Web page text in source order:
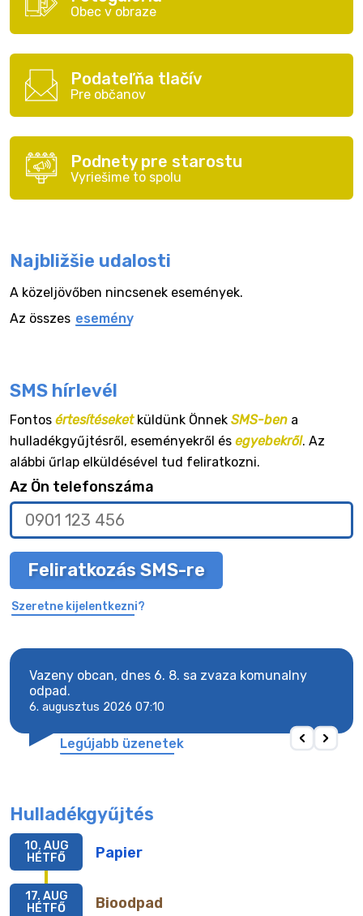
Obec v obraze
Podateľňa tlačív
Pre občanov
Podnety pre starostu
Vyriešime to spolu
Najbližšie udalosti
A közeljövőben nincsenek események.
Az összes esemény
SMS hírlevél
Fontos értesítéseketküldünk Önnek SMS-ben a
hulladékgyűjtésről, eseményekről és egyebekről. Az
alábbi űrlap elküldésével tud feliratkozni.
Az Ön telefonszáma
Feliratkozás SMS-re
Szeretne kijelentkezni?
Vazeny obcan, dnes 6. 8. sa zvaza komunalny
odpad.
6. augusztus 2026 07:10
Legújabb üzenetek
Hulladékgyűjtés
Papier
10. AUG
HÉTFŐ
Bioodpad
17. AUG
HÉTFŐ